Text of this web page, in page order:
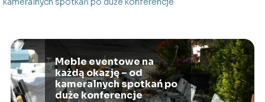
Meble eventowe na
każdą okazję – od
kameralnych spotkań po
duże konferencje